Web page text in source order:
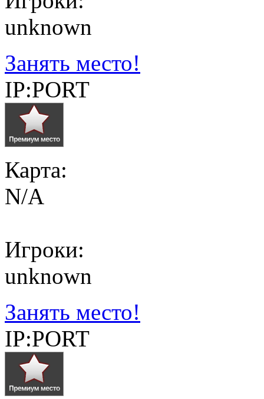
unknown
Занять место!
IP:PORT
Карта:
N/A
Игроки:
unknown
Занять место!
IP:PORT